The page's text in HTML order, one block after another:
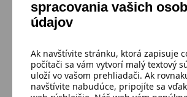
Prejsť do katalógu
spracovania vašich
údajov
Ak navštívite stránku, ktorá zapisuje
počítači sa vám vytvorí malý textový
uloží vo vašom prehliadači. Ak
navštívite nabudúce, pripojíte sa